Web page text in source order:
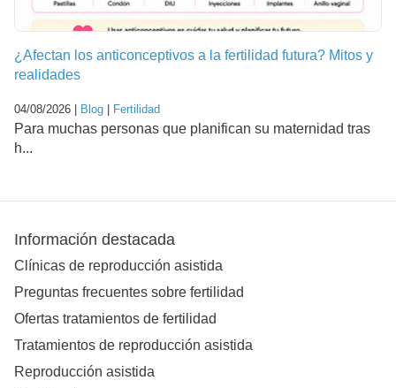
¿Afectan los anticonceptivos a la fertilidad futura? Mitos y
realidades
04/08/2026 | Blog | Fertilidad
Para muchas personas que planifican su maternidad tras
h...
Información destacada
Clínicas de reproducción asistida
Preguntas frecuentes sobre fertilidad
Ofertas tratamientos de fertilidad
Tratamientos de reproducción asistida
Reproducción asistida